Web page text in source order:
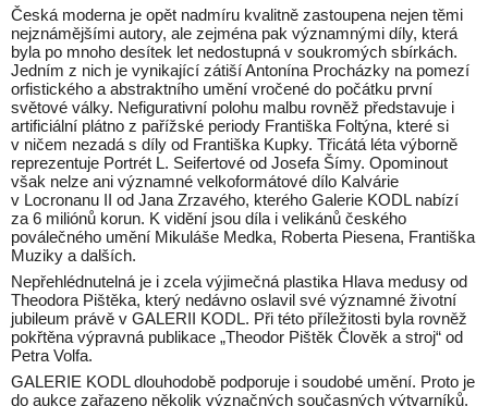
Česká moderna je opět nadmíru kvalitně zastoupena nejen těmi
nejznámějšími autory, ale zejména pak významnými díly, která
byla po mnoho desítek let nedostupná v soukromých sbírkách.
Jedním z nich je vynikající zátiší Antonína Procházky na pomezí
orfistického a abstraktního umění vročené do počátku první
světové války. Nefigurativní polohu malbu rovněž představuje i
artificiální plátno z pařížské periody Františka Foltýna, které si
v ničem nezadá s díly od Františka Kupky. Třicátá léta výborně
reprezentuje Portrét L. Seifertové od Josefa Šímy. Opominout
však nelze ani významné velkoformátové dílo Kalvárie
v Locronanu II od Jana Zrzavého, kterého Galerie KODL nabízí
za 6 miliónů korun. K vidění jsou díla i velikánů českého
poválečného umění Mikuláše Medka, Roberta Piesena, Františka
Muziky a dalších.
Nepřehlédnutelná je i zcela výjimečná plastika Hlava medusy od
Theodora Pištěka, který nedávno oslavil své významné životní
jubileum právě v GALERII KODL. Při této příležitosti byla rovněž
pokřtěna výpravná publikace „Theodor Pištěk Člověk a stroj“ od
Petra Volfa.
GALERIE KODL dlouhodobě podporuje i soudobé umění. Proto je
do aukce zařazeno několik význačných současných výtvarníků.